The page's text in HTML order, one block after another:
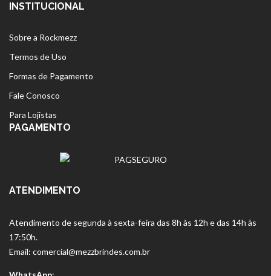
INSTITUCIONAL
Sobre a Rockmezz
Termos de Uso
Formas de Pagamento
Fale Conosco
Para Lojistas
PAGAMENTO
ATENDIMENTO
Atendimento de segunda à sexta-feira das 8h às 12h e das 14h às
17:50h.
Email: comercial@mezzbrindes.com.br